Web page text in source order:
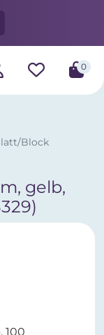
0
Block
gelb,